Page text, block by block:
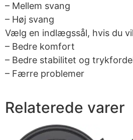
– Mellem svang
– Høj svang
Vælg en indlægssål, hvis du
– Bedre komfort
– Bedre stabilitet og
– Færre problemer
Relaterede varer